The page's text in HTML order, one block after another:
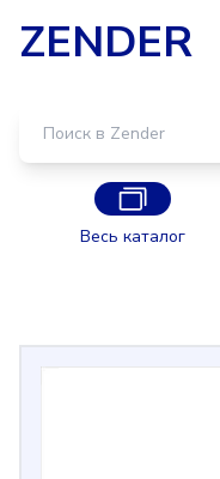
ZENDER
Весь каталог